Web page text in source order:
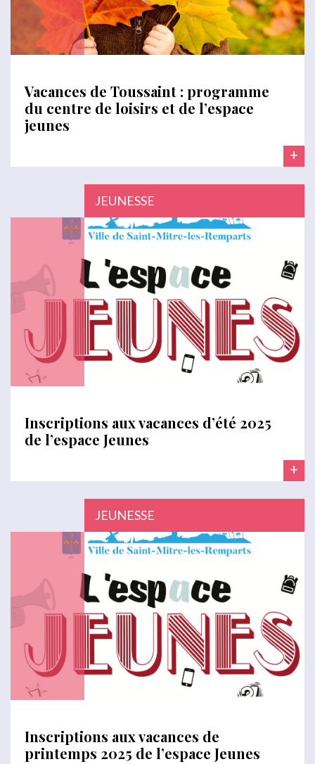
Vacances de Toussaint : programme
du centre de loisirs et de l’espace
jeunes
+
JEUNESSE
Inscriptions aux vacances d’été 2025
de l’espace Jeunes
+
JEUNESSE
Inscriptions aux vacances de
printemps 2025 de l’espace Jeunes